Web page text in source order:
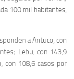
100 mil habitantes,
a Antuco, con
Lebu, con 143,9
con 108,6 casos por